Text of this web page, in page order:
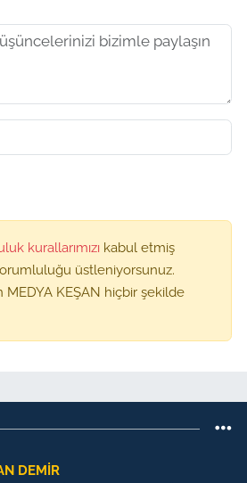
kurallarımızı kabul etmiş
üstleniyorsunuz.
MEDYA KEŞAN hiçbir şekilde
DEMIR